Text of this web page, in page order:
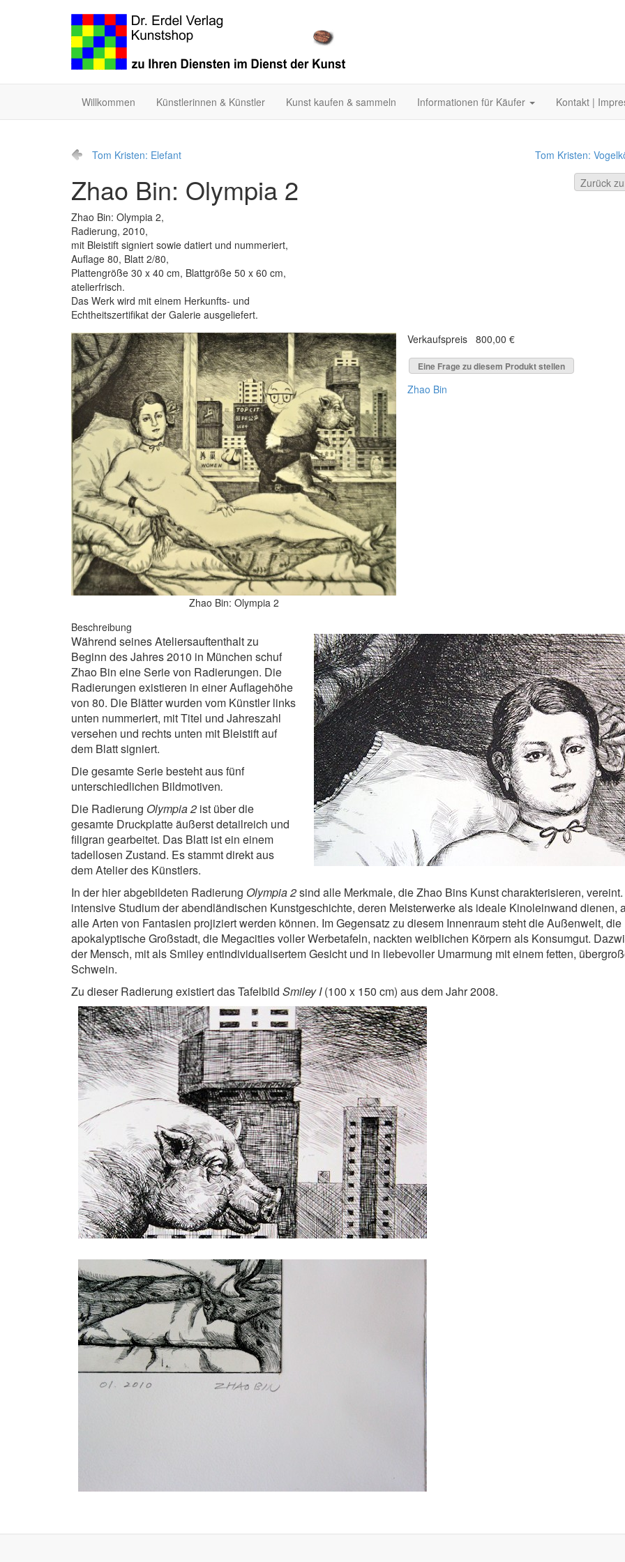
Willkommen Künstlerinnen & Künstler Kunst kaufen & sammeln Informationen für Käufer Kontakt |
Tom Kristen: Elefant
Tom Kristen:
Zurück
Zhao Bin: Olympia 2
Zhao Bin: Olympia 2,
Radierung, 2010,
mit Bleistift signiert sowie datiert und nummeriert,
Auflage 80, Blatt 2/80,
Plattengröße 30 x 40 cm, Blattgröße 50 x 60 cm,
atelierfrisch.
Das Werk wird mit einem Herkunfts- und
Echtheitszertifikat der Galerie ausgeliefert.
Zhao Bin: Olympia 2
Verkaufspreis 800,00 €
Eine Frage zu diesem Produkt stellen
Zhao Bin
Beschreibung
Während seines Ateliersauftenthalt zu
Beginn des Jahres 2010 in München schuf
Zhao Bin eine Serie von Radierungen. Die
Radierungen existieren in einer Auflagehöhe
von 80. Die Blätter wurden vom Künstler links
unten nummeriert, mit Titel und Jahreszahl
versehen und rechts unten mit Bleistift auf
dem Blatt signiert.
Die gesamte Serie besteht aus fünf
unterschiedlichen Bildmotiven.
Die Radierung Olympia 2 ist über die
gesamte Druckplatte äußerst detailreich und
filigran gearbeitet. Das Blatt ist ein einem
tadellosen Zustand. Es stammt direkt aus
dem Atelier des Künstlers.
In der hier abgebildeten Radierung Olympia 2sind alle Merkmale, die Zhao Bins Kunst charakterisieren,
intensive Studium der abendländischen Kunstgeschichte, deren Meisterwerke als ideale Kinoleinwand dienen,
alle Arten von Fantasien projiziert werden können. Im Gegensatz zu diesem Innenraum steht die Außenwelt, die
apokalyptische Großstadt, die Megacities voller Werbetafeln, nackten weiblichen Körpern als Konsumgut.
der Mensch, mit als Smiley entindividualisertem Gesicht und in liebevoller Umarmung mit einem fetten,
Schwein.
Zu dieser Radierung existiert das Tafelbild Smiley I(100 x 150 cm) aus dem Jahr 2008.